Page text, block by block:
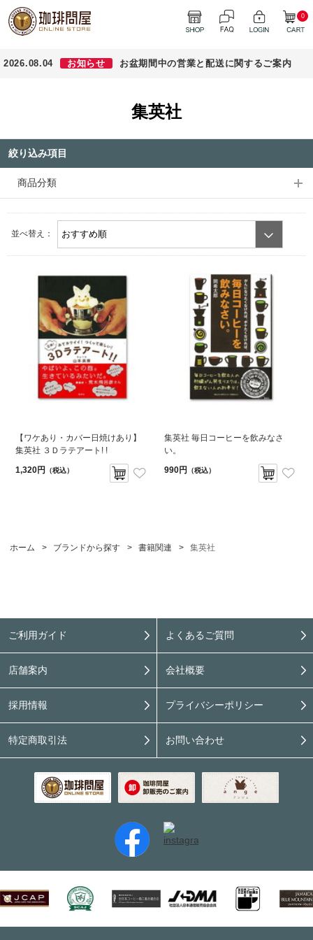
0
2026.08.04 お知らせ お盆期間中の営業と配送に関するご案内
集英社
絞り込み項目
商品分類
並べ替え：
【ワケあり・カバー日焼けあり】
集英社 ３Ｄラテアート! !
1,320円
（税込）
集英社 毎日コーヒーを飲みなさ
い。
990円
（税込）
ホーム > ブランドから探す > 書籍関連 > 集英社
ご利用ガイド よくあるご質問
店舗案内 会社概要
採用情報 プライバシーポリシー
特定商取引法 お問い合わせ